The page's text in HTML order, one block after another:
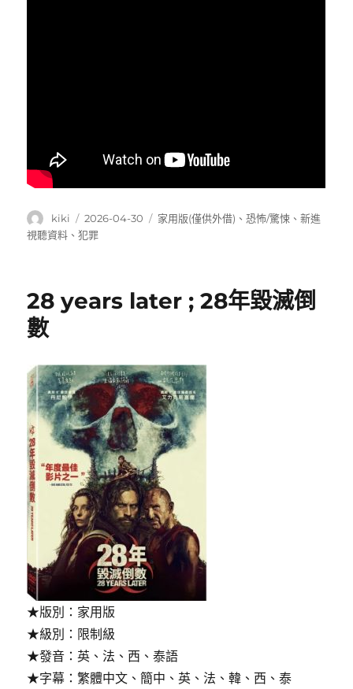
作
者
kiki
發
佈
2026-04-30
分
家用版(僅供外借) 、恐怖/驚悚 、新進
視聽資料 、犯罪
28 years later ; 28年毀滅倒
數
★版別：家用版
★級別：限制級
★發音：英、法、西、泰語
★字幕：繁體中文、簡中、英、法、韓、西、泰